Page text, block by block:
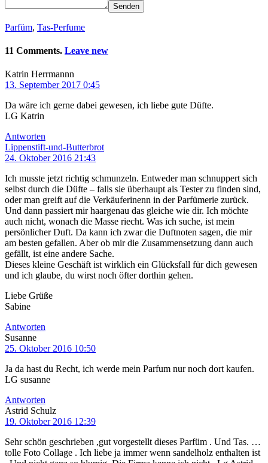
Senden
Parfüm, Tas-Perfume
11 Comments. Leave new
Katrin Herrmannn
13. September 2017 0:45
Da wäre ich gerne dabei gewesen, ich liebe gute Düfte.
LG Katrin
Antworten
Lippenstift-und-Butterbrot
24. Oktober 2016 21:43
Ich musste jetzt richtig schmunzeln. Entweder man schnuppert sich
selbst durch die Düfte – falls sie überhaupt als Tester zu finden sind,
oder man greift auf die Verkäuferinenn in der Parfümerie zurück.
Und dann passiert mir haargenau das gleiche wie dir. Ich möchte
auch nicht, wonach die Masse riecht. Was ich suche, ist mein
persönlicher Duft. Da kann ich zwar die Duftnoten sagen, die mir
am besten gefallen. Aber ob mir die Zusammensetzung dann auch
gefällt, ist eine andere Sache.
Dieses kleine Geschäft ist wirklich ein Glücksfall für dich gewesen
und ich glaube, du wirst noch öfter dorthin gehen.
Liebe Grüße
Sabine
Antworten
Susanne
25. Oktober 2016 10:50
Ja da hast du Recht, ich werde mein Parfum nur noch dort kaufen.
LG susanne
Antworten
Astrid Schulz
19. Oktober 2016 12:39
Sehr schön geschrieben ,gut vorgestellt dieses Parfüm . Und Tas. …
tolle Foto Collage . Ich liebe ja immer wenn sandelholz enthalten ist